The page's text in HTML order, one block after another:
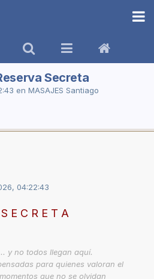
Secreta
en MASAJES Santiago
04:22:43
S E C R E T A
y no todos llegan aquí.
para quienes valoran el
que no se olvidan